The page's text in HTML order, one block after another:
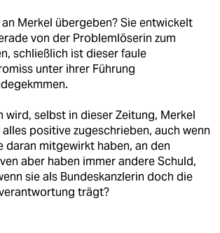
Merkel übergeben? Sie entwickelt
von der Problemlöserin zum
schließlich ist dieser faule
unter ihrer Führung
wird, selbst in dieser Zeitung, Merkel
positive zugeschrieben, auch wenn
daran mitgewirkt haben, an den
aber haben immer andere Schuld,
sie als Bundeskanzlerin doch die
trägt?